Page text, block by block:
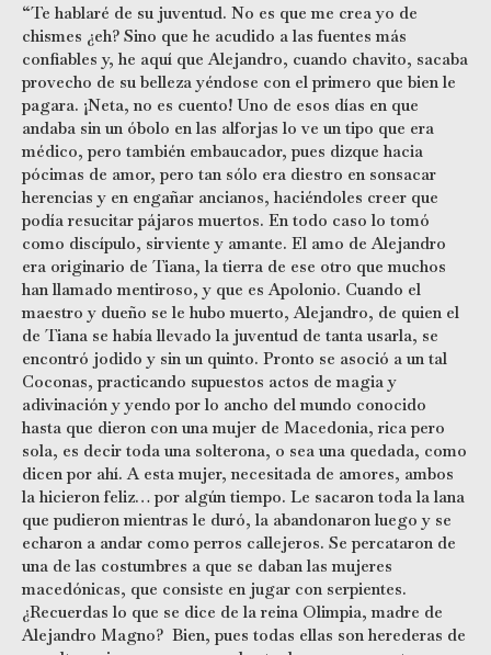
“Te hablaré de su juventud. No es que me crea yo de
chismes ¿eh? Sino que he acudido a las fuentes más
confiables y, he aquí que Alejandro, cuando chavito, sacaba
provecho de su belleza yéndose con el primero que bien le
pagara. ¡Neta, no es cuento! Uno de esos días en que
andaba sin un óbolo en las alforjas lo ve un tipo que era
médico, pero también embaucador, pues dizque hacia
pócimas de amor, pero tan sólo era diestro en sonsacar
herencias y en engañar ancianos, haciéndoles creer que
podía resucitar pájaros muertos. En todo caso lo tomó
como discípulo, sirviente y amante. El amo de Alejandro
era originario de Tiana, la tierra de ese otro que muchos
han llamado mentiroso, y que es Apolonio. Cuando el
maestro y dueño se le hubo muerto, Alejandro, de quien el
de Tiana se había llevado la juventud de tanta usarla, se
encontró jodido y sin un quinto. Pronto se asoció a un tal
Coconas, practicando supuestos actos de magia y
adivinación y yendo por lo ancho del mundo conocido
hasta que dieron con una mujer de Macedonia, rica pero
sola, es decir toda una solterona, o sea una quedada, como
dicen por ahí. A esta mujer, necesitada de amores, ambos
la hicieron feliz… por algún tiempo. Le sacaron toda la lana
que pudieron mientras le duró, la abandonaron luego y se
echaron a andar como perros callejeros. Se percataron de
una de las costumbres a que se daban las mujeres
macedónicas, que consiste en jugar con serpientes.
¿Recuerdas lo que se dice de la reina Olimpia, madre de
Alejandro Magno? Bien, pues todas ellas son herederas de